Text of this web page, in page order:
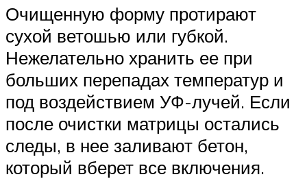
Очищенную форму протирают
сухой ветошью или губкой.
Нежелательно хранить ее при
больших перепадах температур и
под воздействием УФ-лучей. Если
после очистки матрицы остались
следы, в нее заливают бетон,
который вберет все включения.